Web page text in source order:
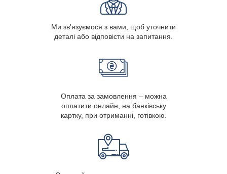
Ми зв'язуємося з вами, щоб уточнити
деталі або відповісти на запитання.
Оплата за замовлення – можна
оплатити онлайн, на банківську
картку, при отриманні, готівкою.